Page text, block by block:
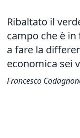
Ribaltato il
campo che è
a fare la
economica sei
Francesco